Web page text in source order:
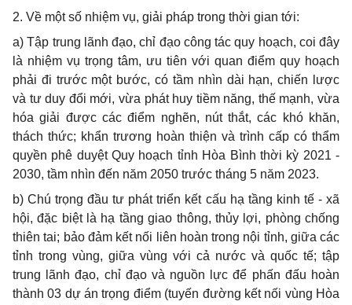
2. Về một số nhiệm vụ, giải pháp trong thời gian tới:
a) Tập trung lãnh đạo, chỉ đạo công tác quy hoạch, coi đây
là nhiệm vụ trọng tâm, ưu tiên với quan điểm quy hoạch
phải đi trước một bước, có tầm nhìn dài hạn, chiến lược
và tư duy đổi mới, vừa phát huy tiềm năng, thế mạnh, vừa
hóa giải được các điểm nghẽn, nút thắt, các khó khăn,
thách thức; khẩn trương hoàn thiện và trình cấp có thẩm
quyền phê duyệt Quy hoạch tỉnh Hòa Bình thời kỳ 2021 -
2030, tầm nhìn đến năm 2050 trước tháng 5 năm 2023.
b) Chú trọng đầu tư phát triển kết cấu hạ tầng kinh tế - xã
hội, đặc biệt là hạ tầng giao thông, thủy lợi, phòng chống
thiên tai; bảo đảm kết nối liên hoàn trong nội tỉnh, giữa các
tỉnh trong vùng, giữa vùng với cả nước và quốc tế; tập
trung lãnh đạo, chỉ đạo và nguồn lực để phấn đấu hoàn
thành 03 dự án trọng điểm (tuyến đường kết nối vùng Hòa